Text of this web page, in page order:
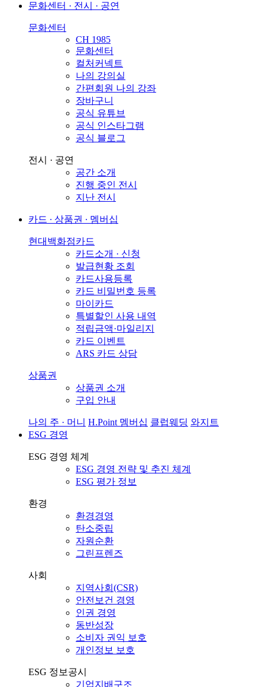
문화센터 · 전시 · 공연
문화센터
CH 1985
문화센터
컬처커넥트
나의 강의실
간편회원 나의 강좌
장바구니
공식 유튜브
공식 인스타그램
공식 블로그
전시 · 공연
공간 소개
진행 중인 전시
지난 전시
카드 ∙ 상품권 ∙ 멤버십
현대백화점카드
카드소개 · 신청
발급현황 조회
카드사용등록
카드 비밀번호 등록
마이카드
특별할인 사용 내역
적립금액·마일리지
카드 이벤트
ARS 카드 상담
상품권
상품권 소개
구입 안내
나의 주 · 머니 H.Point 멤버십 클럽웨딩 와지트
ESG 경영
ESG 경영 체계
ESG 경영 전략 및 추진 체계
ESG 평가 정보
환경
환경경영
탄소중립
자원순환
그린프렌즈
사회
지역사회(CSR)
안전보건 경영
인권 경영
동반성장
소비자 권익 보호
개인정보 보호
ESG 정보공시
기업지배구조